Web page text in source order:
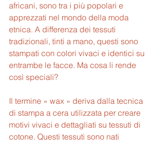
africani, sono tra i più popolari e
apprezzati nel mondo della moda
etnica. A differenza dei tessuti
tradizionali, tinti a mano, questi sono
stampati con colori vivaci e identici su
entrambe le facce. Ma cosa li rende
così speciali?
Il termine « wax » deriva dalla tecnica
di stampa a cera utilizzata per creare
motivi vivaci e dettagliati su tessuti di
cotone. Questi tessuti sono nati